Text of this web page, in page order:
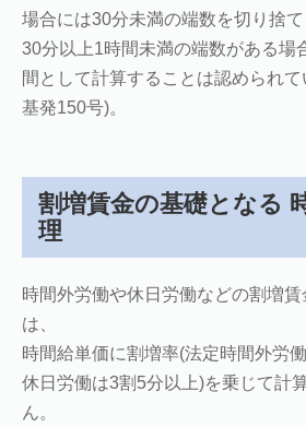
場合には30分未満の端数を切り捨て
30分以上1時間未満の端数がある場
間として計算することは認められ
基発150号)。
割増賃金の基礎となる
理
時間外労働や休日労働などの割増
は、
時間給単価に割増率(法定時間外労
休日労働は3割5分以上)を乗じて計
ん。